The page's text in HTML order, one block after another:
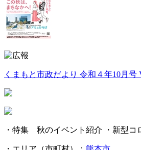
くまもと市政だより 令和４年10月号
・特集 秋のイベント紹介 ・新型